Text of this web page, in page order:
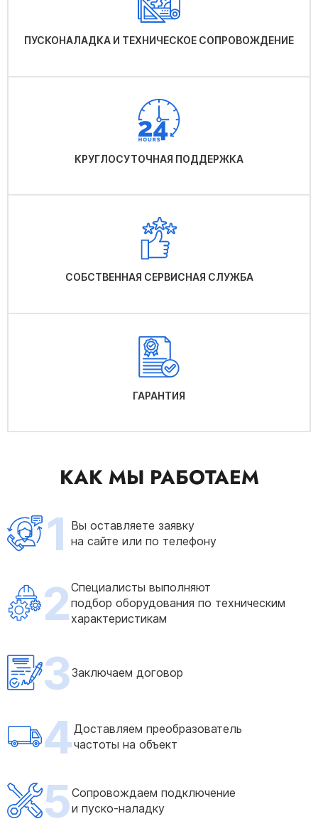
ПУСКОНАЛАДКА И ТЕХНИЧЕСКОЕ СОПРОВОЖДЕНИЕ
КРУГЛОСУТОЧНАЯ ПОДДЕРЖКА
СОБСТВЕННАЯ СЕРВИСНАЯ СЛУЖБА
ГАРАНТИЯ
КАК МЫ РАБОТАЕМ
1 Вы оставляете заявку
на сайте или по телефону
2Специалисты выполняют
подбор оборудования по техническим
характеристикам
3Заключаем договор
4Доставляем преобразователь
частоты на объект
5Сопровождаем подключение
и пуско-наладку